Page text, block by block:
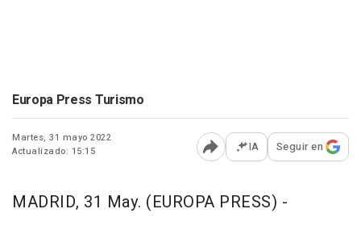
Europa Press Turismo
Martes, 31 mayo 2022
Actualizado: 15:15
Abrir opciones para
IA Seguir en
MADRID, 31 May. (EUROPA PRESS) -